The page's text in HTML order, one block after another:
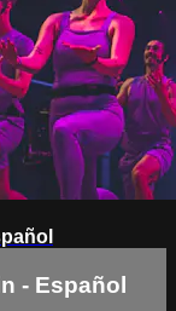
- Español